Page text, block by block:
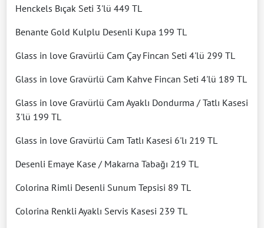
Henckels Bıçak Seti 3'lü 449 TL
Benante Gold Kulplu Desenli Kupa 199 TL
Glass in love Gravürlü Cam Çay Fincan Seti 4'lü 299 TL
Glass in love Gravürlü Cam Kahve Fincan Seti 4'lü 189 TL
Glass in love Gravürlü Cam Ayaklı Dondurma / Tatlı Kasesi
3'lü 199 TL
Glass in love Gravürlü Cam Tatlı Kasesi 6'lı 219 TL
Desenli Emaye Kase / Makarna Tabağı 219 TL
Colorina Rimli Desenli Sunum Tepsisi 89 TL
Colorina Renkli Ayaklı Servis Kasesi 239 TL